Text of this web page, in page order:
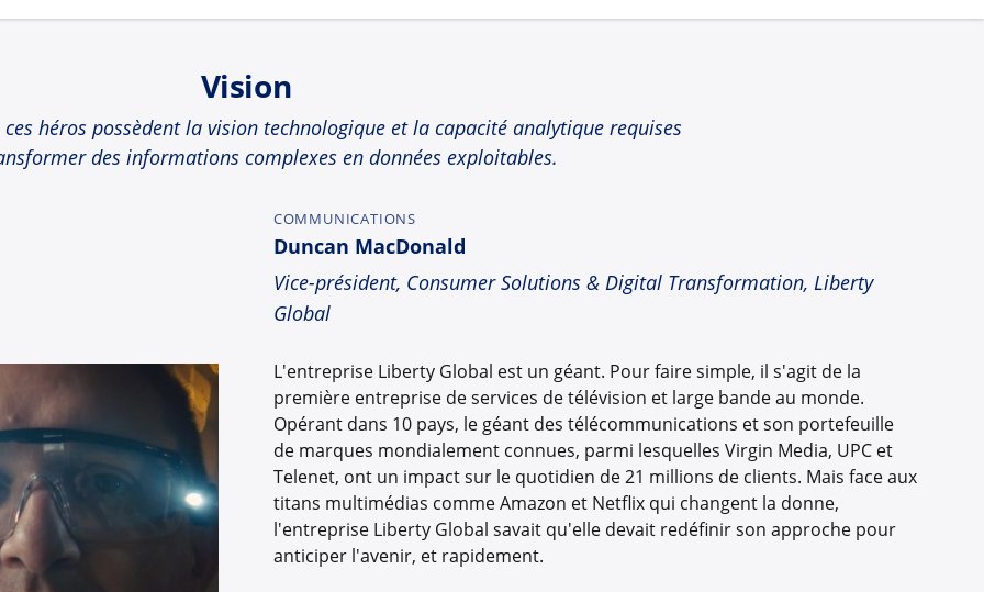
Vision
héros possèdent la vision technologique et la capacité analytique requises
des informations complexes en données exploitables.
COMMUNICATIONS
Duncan MacDonald
Vice-président, Consumer Solutions & Digital Transformation, Liberty
Global
L'entreprise Liberty Global est un géant. Pour faire simple, il s'agit de la
première entreprise de services de télévision et large bande au monde.
Opérant dans 10 pays, le géant des télécommunications et son portefeuille
de marques mondialement connues, parmi lesquelles Virgin Media, UPC et
Telenet, ont un impact sur le quotidien de 21 millions de clients. Mais face aux
titans multimédias comme Amazon et Netflix qui changent la donne,
l'entreprise Liberty Global savait qu'elle devait redéfinir son approche pour
anticiper l'avenir, et rapidement.